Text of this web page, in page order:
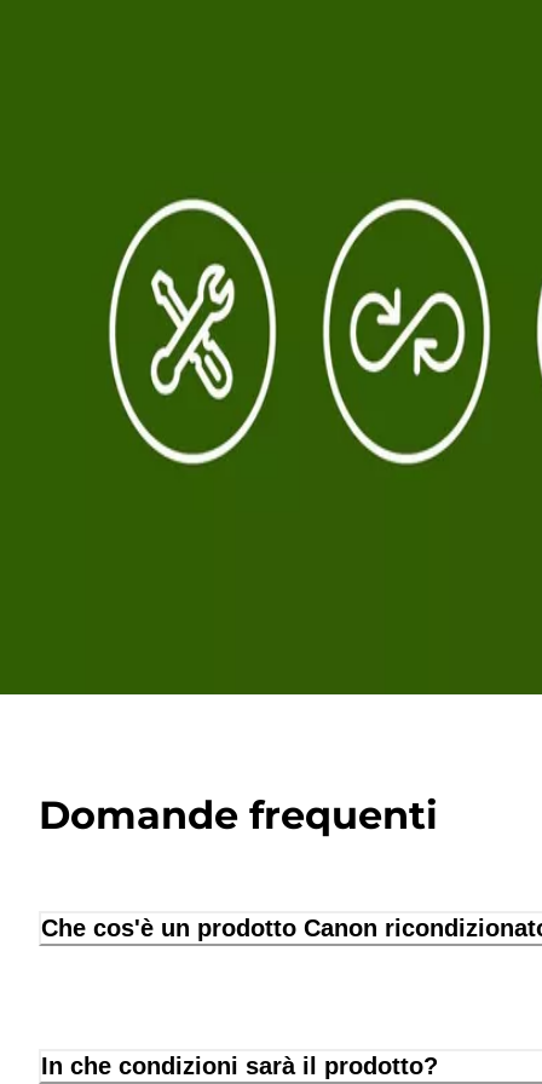
Domande frequenti
Che cos'è un prodotto Canon
In che condizioni sarà il prodotto?